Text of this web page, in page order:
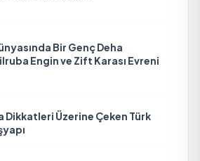
Bir Genç Deha
Engin ve Zift Karası Evreni
Dikkatleri Üzerine Çeken Türk